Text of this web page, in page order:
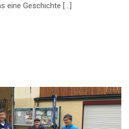
eine Geschichte […]